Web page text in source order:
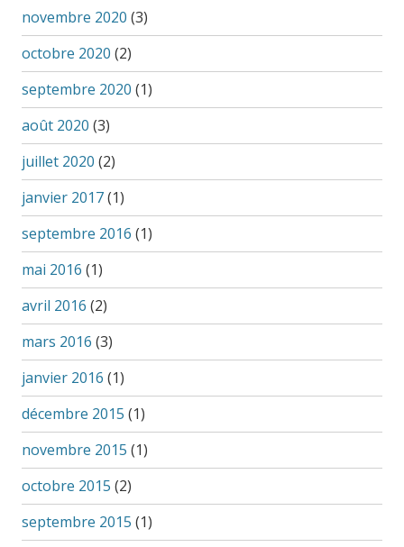
novembre 2020 (3)
octobre 2020 (2)
septembre 2020 (1)
août 2020 (3)
juillet 2020 (2)
janvier 2017(1)
septembre 2016 (1)
mai 2016 (1)
avril 2016 (2)
mars 2016 (3)
janvier 2016 (1)
décembre 2015 (1)
novembre 2015 (1)
octobre 2015 (2)
septembre 2015 (1)